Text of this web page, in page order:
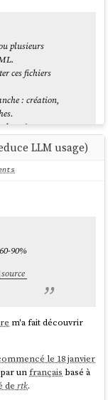
des hooks 🤗.
plusieurs
ces fichiers
: création,
via
deux
portés par la
, alors que
maintenant,
à ce sujet, que je
issue-
,issue-
LLM usage)
90%
source
m'a fait découvrir
le 18 janvier
unfrançais basé à
dertk.